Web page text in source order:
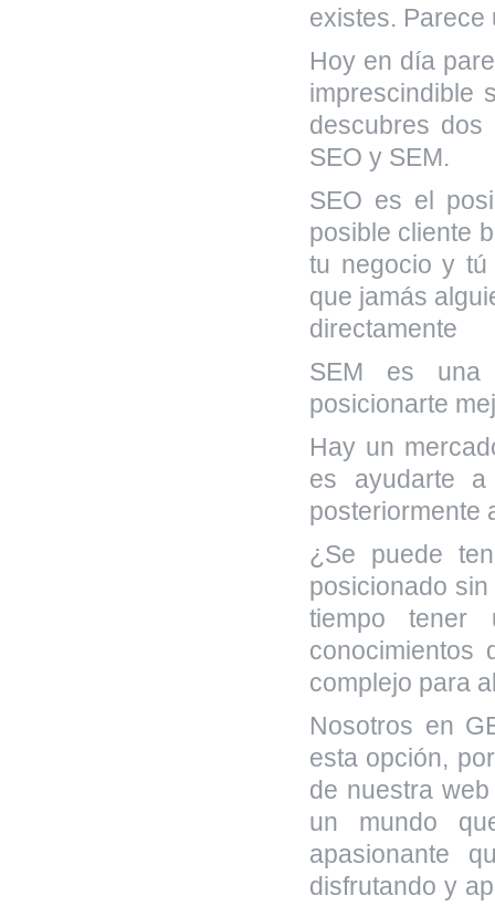
existes. Parece
Hoy en día
imprescindible
descubres
SEO y SEM.
SEO es el
posible cliente
tu negocio y
que jamás
directamente
SEM es una
posicionarte
Hay un
es ayudarte
posteriormente
¿Se puede
posicionado
tiempo tener
conocimientos
complejo para
Nosotros en
esta opción,
de nuestra
un mundo
apasionante
disfrutando y